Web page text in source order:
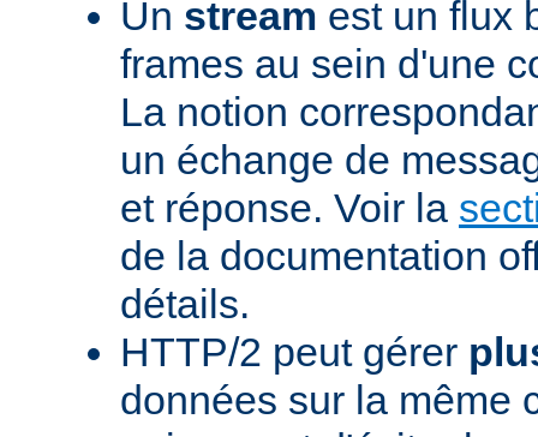
Un stream est un flux
frames au sein d'une
La notion
un échange de
et réponse. Voir la
de la documentation
détails.
HTTP/2 peut gérer
données sur la même